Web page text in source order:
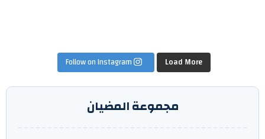
مجموعة المضيان
Load More
Follow on Instagram